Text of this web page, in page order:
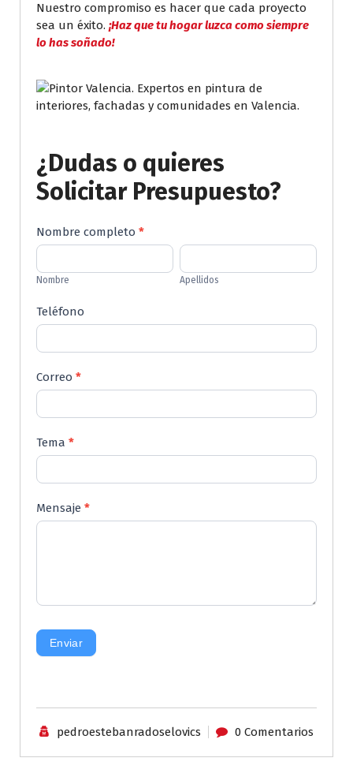
Nuestro compromiso es hacer que cada proyecto
sea un éxito. ¡Haz que tu hogar luzca como siempre
lo has soñado!
¿Dudas o quieres
Solicitar Presupuesto?
Contactenos
Nombre completo *
Nombre
Nombre
Apellidos
Apellidos
Teléfono
Correo *
Tema *
Mensaje *
Enviar
pedroestebanradoselovics 0 Comentarios